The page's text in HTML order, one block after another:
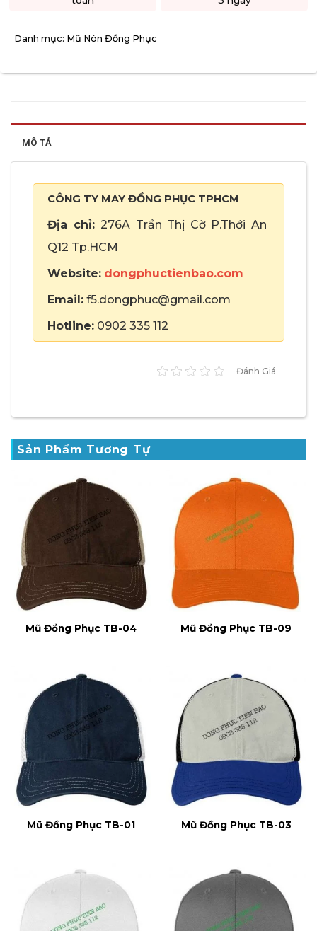
Danh mục: Mũ Nón Đồng Phục
MÔ TẢ
CÔNG TY MAY ĐỒNG PHỤC TPHCM
Địa chỉ:276A Trần Thị Cờ P.Thới An
Q12 Tp.HCM
Website: dongphuctienbao.com
Email: f5.dongphuc@gmail.com
Hotline: 0902 335 112
Đánh Giá
Sản Phẩm Tương Tự
Mũ Đồng Phục TB-04 Mũ Đồng Phục TB-09
Mũ Đồng Phục TB-01 Mũ Đồng Phục TB-03